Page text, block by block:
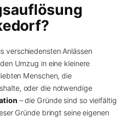
verschiedensten Anlässen
Umzug in eine kleinere
Menschen, die
oder die notwendige
– die Gründe sind so vielfältig
Gründe bringt seine eigenen